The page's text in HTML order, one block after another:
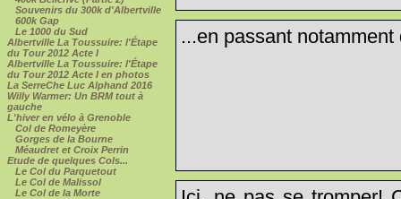
Souvenirs du 300k d'Albertville
600k Gap
Le 1000 du Sud
Albertville La Toussuire: l'Étape
du Tour 2012 Acte I
Albertville La Toussuire: l'Étape
du Tour 2012 Acte I en photos
La SerreChe Luc Alphand 2016
Willy Warmer: Un BRM tout à
gauche
L'hiver en vélo à Grenoble
Col de Romeyère
Gorges de la Bourne
Méaudret et Croix Perrin
Etude de quelques Cols...
Le Col du Parquetout
Le Col de Malissol
Le Col de la Morte
...en passant